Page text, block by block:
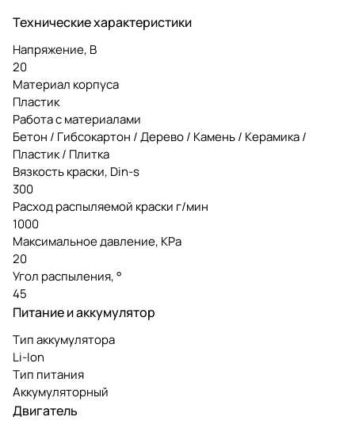
Технические характеристики
Напряжение, В
20
Материал корпуса
Пластик
Работа с материалами
Бетон / Гибсокартон / Дерево / Камень / Керамика /
Пластик / Плитка
Вязкость краски, Din-s
300
Расход распыляемой краски г/мин
1000
Максимальное давление, KPa
20
Угол распыления, °
45
Питание и аккумулятор
Тип аккумулятора
Li-Ion
Тип питания
Аккумуляторный
Двигатель